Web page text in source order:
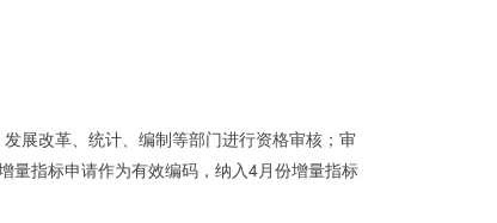
展改革、统计、编制等部门进行资格审核；审
量指标申请作为有效编码，纳入4月份增量指标